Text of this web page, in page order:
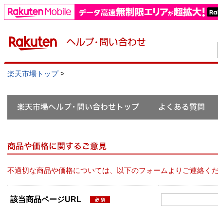
楽天市場トップ>
不適切な商品や価格については、以下のフォームよりご連絡く
該当商品ページURL